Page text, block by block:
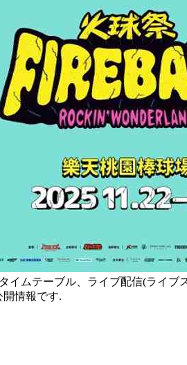
イムテーブル、ライブ配信(ライ
情報です.